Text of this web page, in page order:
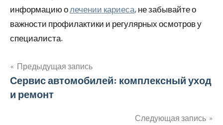
информацию о лечении кариеса, не забывайте о
важности профилактики и регулярных осмотров у
специалиста.
Навигация
по
Предыдущая запись
Сервис автомобилей: комплексный уход
и ремонт
Следующая запись